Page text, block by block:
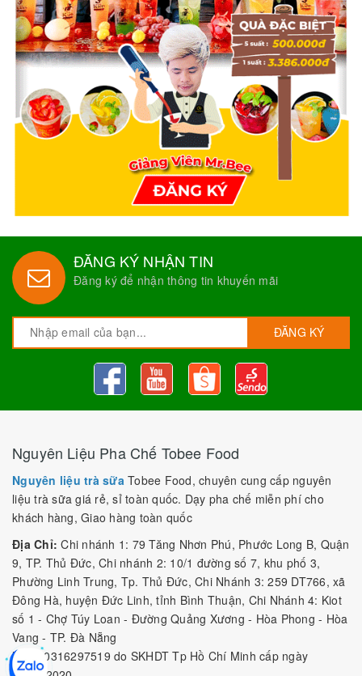
ĐĂNG KÝ NHẬN TIN
Đăng ký để nhận thông tin khuyến mãi
ĐĂNG KÝ
Nguyên Liệu Pha Chế Tobee Food
Nguyên liệu trà sữa Tobee Food, chuyên cung cấp nguyên
liệu trà sữa giá rẻ, sỉ toàn quốc. Dạy pha chế miễn phí cho
khách hàng, Giao hàng toàn quốc
Địa Chỉ: Chi nhánh 1: 79 Tăng Nhơn Phú, Phước Long B, Quận
9, TP. Thủ Đức, Chi nhánh 2: 10/1 đường số 7, khu phố 3,
Phường Linh Trung, Tp. Thủ Đức, Chi Nhánh 3: 259 DT766, xã
Đông Hà, huyện Đức Linh, tỉnh Bình Thuận, Chi Nhánh 4: Kiot
số 1 - Chợ Túy Loan - Đường Quảng Xương - Hòa Phong - Hòa
Vang - TP. Đà Nẵng
MST:
0316297519 do SKHDT Tp Hồ Chí Minh cấp ngày